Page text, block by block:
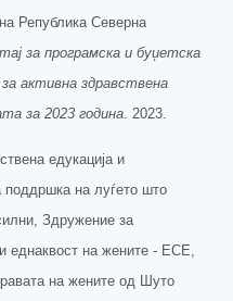
Република Северна
за програмска и буџетска
активна здравствена
за 2023 година . 2023.
едукација и
на луѓето што
Здружение за
еднаквост на жените - ЕСЕ,
на жените од Шуто